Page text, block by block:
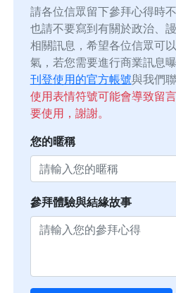
請各位信眾留下參拜心得時
也請不要寫到有關於政治、
相關訊息，希望各位信眾可
氣，若您需要進行商業訊息
刊登使用的官方帳號與我們聯
使用表情符號可能會導致留
要使用，謝謝。
您的暱稱
參拜體驗與結緣故事